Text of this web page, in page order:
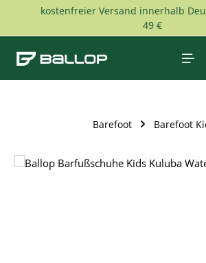
Skip to main content
kostenfreier Versand innerhalb
49 €
Barefoot Barefoot
Skip image gallery